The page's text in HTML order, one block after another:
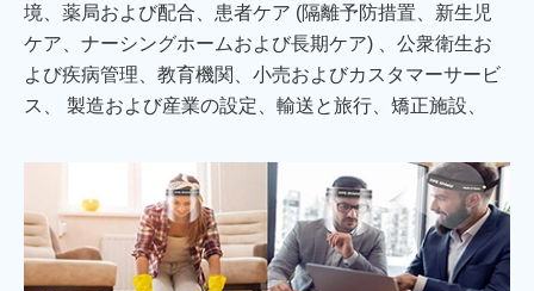
境、薬局および配合、患者ケア (隔離予防措置、新生児
ケア、ナーシングホームおよび長期ケア) 、公衆衛生お
よび疾病管理、教育機関、小売およびカスタマーサービ
ス、 製造および産業の設定、輸送と旅行、矯正施設、